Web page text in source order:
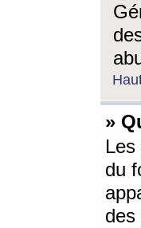
»
Les
du
des